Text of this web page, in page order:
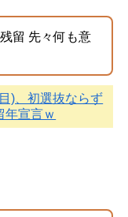
留 先々何も意
)、初選抜ならず
宣言ｗ